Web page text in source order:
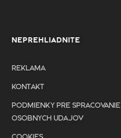
NEPREHLIADNITE
REKLAMA
KONTAKT
PODMIENKY PRE SPRACOVANIE
OSOBNYCH UDAJOV